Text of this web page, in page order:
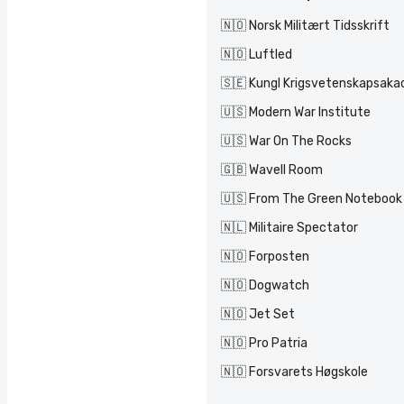
🇳🇴 Norsk Militært Tidsskrift
🇳🇴 Luftled
🇸🇪 Kungl
🇺🇸 Modern War Institute
🇺🇸 War On The Rocks
🇬🇧 Wavell Room
🇺🇸 From The Green Notebook
🇳🇱 Militaire Spectator
🇳🇴 Forposten
🇳🇴 Dogwatch
🇳🇴 Jet Set
🇳🇴 Pro Patria
🇳🇴 Forsvarets Høgskole